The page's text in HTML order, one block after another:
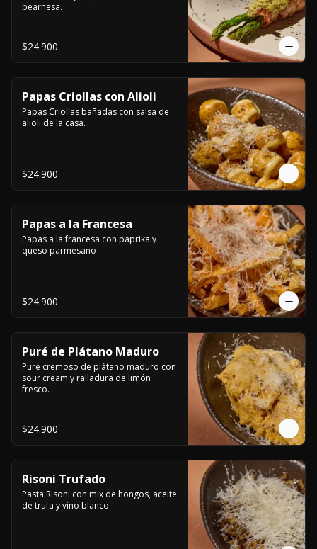
bearnesa.
$24.900
Papas Criollas con Alioli
Papas Criollas bañadas con salsa de
alioli de la casa.
$24.900
Papas a la Francesa
Papas a la francesa con paprika y
queso parmesano
$24.900
Puré de Plátano Maduro
Puré cremoso de plátano maduro con
sour cream y ralladura de limón
fresco.
$24.900
Risoni Trufado
Pasta Risoni con mix de hongos, aceite
de trufa y vino blanco.